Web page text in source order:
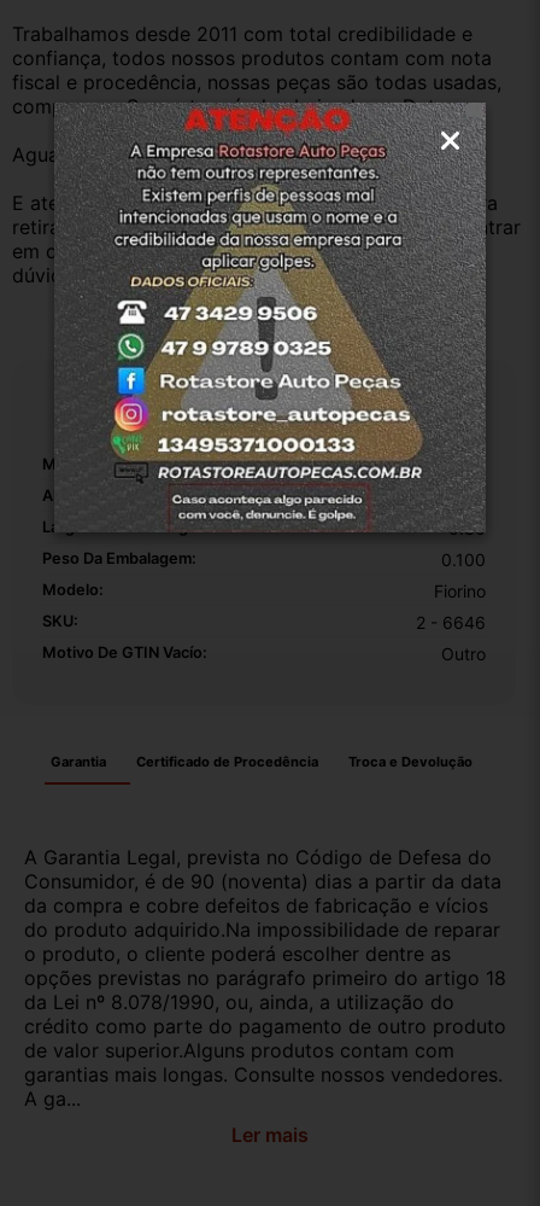
Trabalhamos desde 2011 com total credibilidade e
confiança, todos nossos produtos contam com nota
fiscal e procedência, nossas peças são todas usadas,
compramos Somente veículos baixado no Detran.
Aguardamos sua pergunta ou compra.
E atenderemos o quanto antes, caso o cliente prefira
retirar na nossa loja física também aceitamos, só entrar
em contato com a equipe Rotasul e tiramos suas
dúvidas.
Especificações
Marca: Fiat
Altura Da Embalagem: 0.30
Largura Da Embalagem: 0.30
Peso Da Embalagem: 0.100
Modelo: Fiorino
SKU: 2 - 6646
Motivo De GTIN Vacío: Outro
Garantia Certificado de Procedência Troca e Devolução
A Garantia Legal, prevista no Código de Defesa do
Consumidor, é de 90 (noventa) dias a partir da data
da compra e cobre defeitos de fabricação e vícios
do produto adquirido.Na impossibilidade de reparar
o produto, o cliente poderá escolher dentre as
opções previstas no parágrafo primeiro do artigo 18
da Lei nº 8.078/1990, ou, ainda, a utilização do
crédito como parte do pagamento de outro produto
de valor superior.Alguns produtos contam com
garantias mais longas. Consulte nossos vendedores.
A ga...
Ler mais